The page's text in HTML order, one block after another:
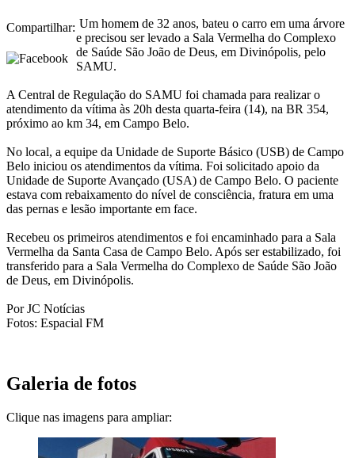
Compartilhar: Um homem de 32 anos, bateu o carro em uma árvore
e precisou ser levado a Sala Vermelha do Complexo
de Saúde São João de Deus, em Divinópolis, pelo
SAMU.
A Central de Regulação do SAMU foi chamada para realizar o
atendimento da vítima às 20h desta quarta-feira (14), na BR 354,
próximo ao km 34, em Campo Belo.
No local, a equipe da Unidade de Suporte Básico (USB) de Campo
Belo iniciou os atendimentos da vítima. Foi solicitado apoio da
Unidade de Suporte Avançado (USA) de Campo Belo. O paciente
estava com rebaixamento do nível de consciência, fratura em uma
das pernas e lesão importante em face.
Recebeu os primeiros atendimentos e foi encaminhado para a Sala
Vermelha da Santa Casa de Campo Belo. Após ser estabilizado, foi
transferido para a Sala Vermelha do Complexo de Saúde São João
de Deus, em Divinópolis.
Por JC Notícias
Fotos: Espacial FM
Galeria de fotos
Clique nas imagens para ampliar: